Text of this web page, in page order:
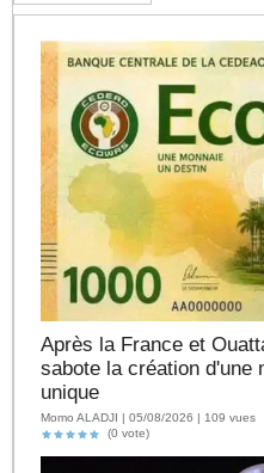
Après la France et
sabote la création d'une
unique
Momo ALADJI | 05/08/2026 | 109 vues
(0 vote)